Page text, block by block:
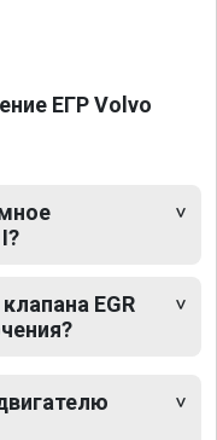
ЕГР Volvo
EGR